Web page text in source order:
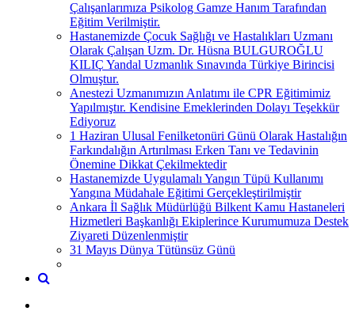
Çalışanlarımıza Psikolog Gamze Hanım Tarafından
Eğitim Verilmiştir.
Hastanemizde Çocuk Sağlığı ve Hastalıkları Uzmanı
Olarak Çalışan Uzm. Dr. Hüsna BULGUROĞLU
KILIÇ Yandal Uzmanlık Sınavında Türkiye Birincisi
Olmuştur.
Anestezi Uzmanımızın Anlatımı ile CPR Eğitimimiz
Yapılmıştır. Kendisine Emeklerinden Dolayı Teşekkür
Ediyoruz
1 Haziran Ulusal Fenilketonüri Günü Olarak Hastalığın
Farkındalığın Artırılması Erken Tanı ve Tedavinin
Önemine Dikkat Çekilmektedir
Hastanemizde Uygulamalı Yangın Tüpü Kullanımı
Yangına Müdahale Eğitimi Gerçekleştirilmiştir
Ankara İl Sağlık Müdürlüğü Bilkent Kamu Hastaneleri
Hizmetleri Başkanlığı Ekiplerince Kurumumuza Destek
Ziyareti Düzenlenmiştir
31 Mayıs Dünya Tütünsüz Günü